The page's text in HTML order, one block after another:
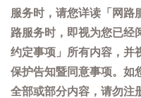
服务时，请您详读「网路
路服务时，即视为您已经
约定事项」所有内容，并
保护告知暨同意事项。如
全部或部分内容，请勿注